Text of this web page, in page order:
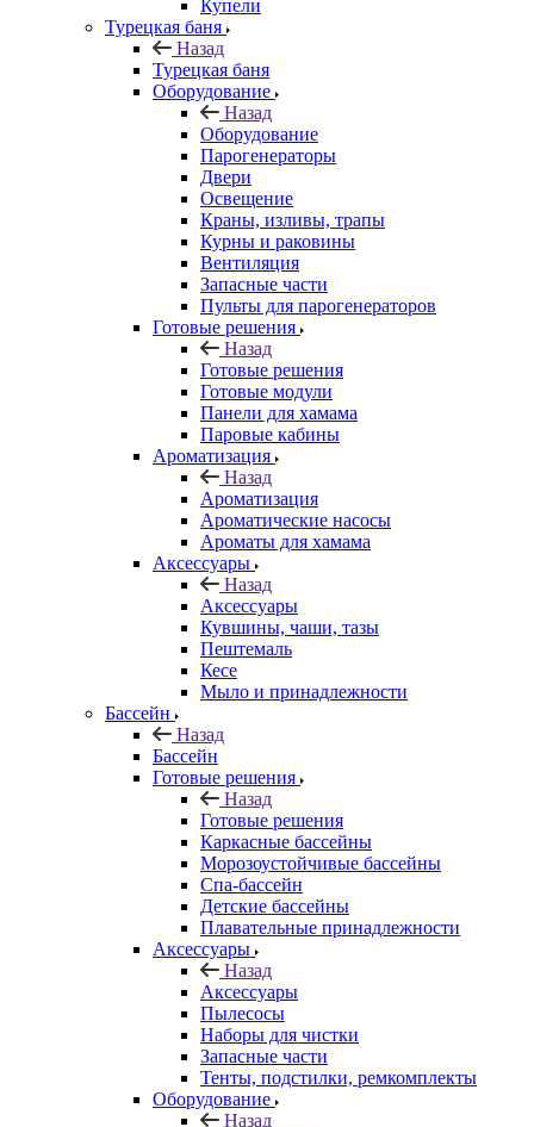
Купели
Турецкая баня
Назад
Турецкая баня
Оборудование
Назад
Оборудование
Парогенераторы
Двери
Освещение
Краны, изливы, трапы
Курны и раковины
Вентиляция
Запасные части
Пульты для парогенераторов
Готовые решения
Назад
Готовые решения
Готовые модули
Панели для хамама
Паровые кабины
Ароматизация
Назад
Ароматизация
Ароматические насосы
Ароматы для хамама
Аксессуары
Назад
Аксессуары
Кувшины, чаши, тазы
Пештемаль
Кесе
Мыло и принадлежности
Бассейн
Назад
Бассейн
Готовые решения
Назад
Готовые решения
Каркасные бассейны
Морозоустойчивые бассейны
Спа-бассейн
Детские бассейны
Плавательные принадлежности
Аксессуары
Назад
Аксессуары
Пылесосы
Наборы для чистки
Запасные части
Тенты, подстилки, ремкомплекты
Оборудование
Назад